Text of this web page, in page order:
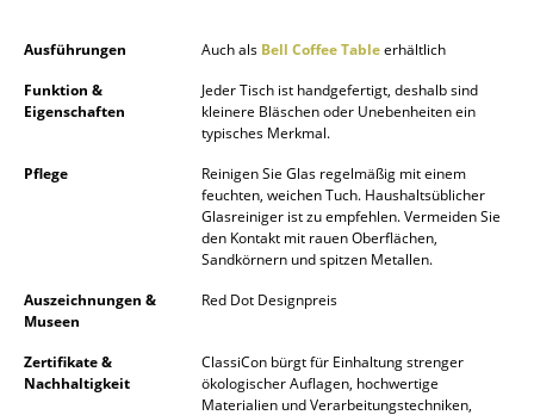
Tabletts
Büroutensilien
Teppiche
... alle Accessoires
Ausführungen Auch als Bell Coffee Tableerhältlich
Funktion &
Eigenschaften
Jeder Tisch ist handgefertigt, deshalb sind
kleinere Bläschen oder Unebenheiten ein
typisches Merkmal.
Pflege
Reinigen Sie Glas regelmäßig mit einem
feuchten, weichen Tuch. Haushaltsüblicher
Glasreiniger ist zu empfehlen. Vermeiden Sie
den Kontakt mit rauen Oberflächen,
Sandkörnern und spitzen Metallen.
Auszeichnungen &
Museen
Red Dot Designpreis
Zertifikate &
Nachhaltigkeit
ClassiCon bürgt für Einhaltung strenger
ökologischer Auflagen, hochwertige
Materialien und Verarbeitungstechniken,